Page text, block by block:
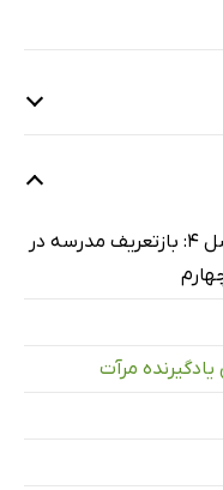
و بحران کووید 19
کتاب آموزش نسل 4: بازتعریف مدرسه در
مرآت